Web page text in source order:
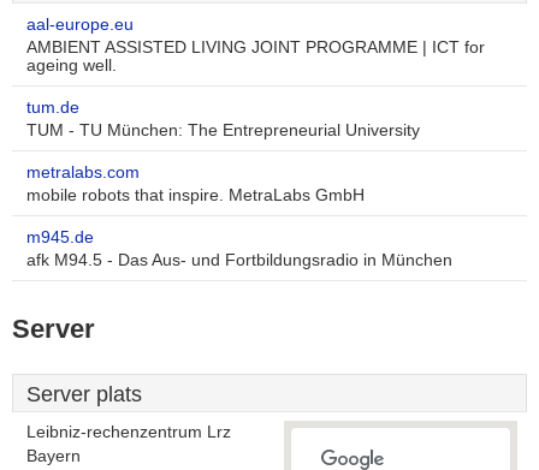
aal-europe.eu
AMBIENT ASSISTED LIVING JOINT PROGRAMME | ICT for
ageing well.
tum.de
TUM - TU München: The Entrepreneurial University
metralabs.com
mobile robots that inspire. MetraLabs GmbH
m945.de
afk M94.5 - Das Aus- und Fortbildungsradio in München
Server
Server plats
Leibniz-rechenzentrum Lrz
Bayern